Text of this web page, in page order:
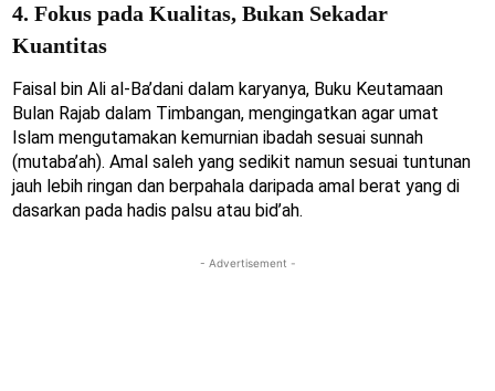
4. Fokus pada Kualitas, Bukan Sekadar
Kuantitas
Faisal bin Ali al-Ba’dani dalam karyanya, Buku Keutamaan
Bulan Rajab dalam Timbangan, mengingatkan agar umat
Islam mengutamakan kemurnian ibadah sesuai sunnah
(mutaba’ah). Amal saleh yang sedikit namun sesuai tuntunan
jauh lebih ringan dan berpahala daripada amal berat yang di
dasarkan pada hadis palsu atau bid’ah.
- Advertisement -